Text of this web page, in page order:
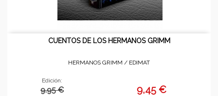
CUENTOS DE LOS HERMANOS GRIMM
HERMANOS GRIMM / EDIMAT
Edición:
9.95 € 9,45 €